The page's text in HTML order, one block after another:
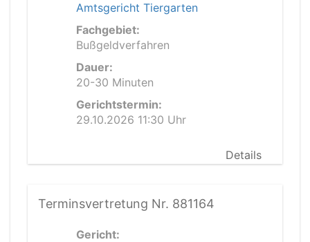
Amtsgericht Tiergarten
Fachgebiet:
Bußgeldverfahren
Dauer:
20-30 Minuten
Gerichtstermin:
29.10.2026 11:30 Uhr
Details
Terminsvertretung Nr. 881164
Gericht: